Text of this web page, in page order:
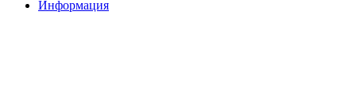
Информация